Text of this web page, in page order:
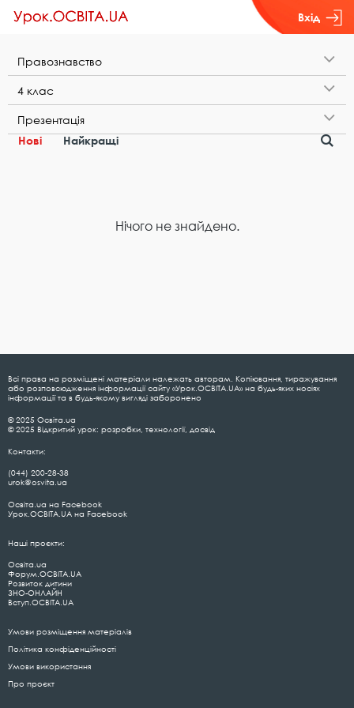
Вхід
П​р​а​в​о​з​н​а​в​с​т​в​о
4​ ​к​л​а​с
П​р​е​з​е​н​т​а​ц​і​я
Нові
Найкращі
Нічого не знайдено.
Всі права на розміщені матеріали належать авторам. Копіювання, тиражування
або розповсюдження інформації сайту «Урок.ОСВІТА.UA» на будь-яких носіях
інформації та в будь-якому вигляді заборонено
© 2025 Освіта.ua
© 2025 Відкритий урок: розробки, технології, досвід
Контакти:
(044) 200-28-38
urok@osvita.ua
Освіта.ua на Facebook
Урок.ОСВІТА.UA на Facebook
Наші проєкти:
Освіта.ua
Форум.ОСВІТА.UA
Розвиток дитини
ЗНО-ОНЛАЙН
Вступ.ОСВІТА.UA
Умови розміщення матеріалів
Політика конфіденційності
Умови використання
Про проєкт